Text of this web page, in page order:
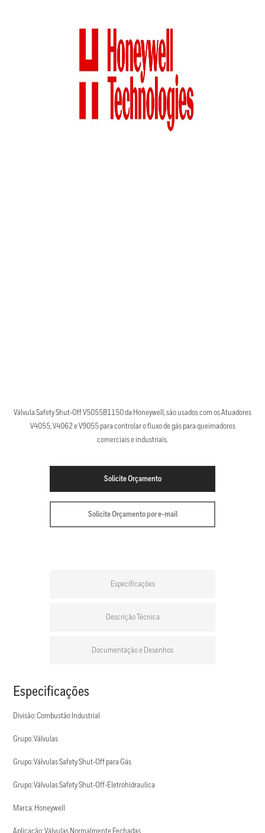
Válvula Safety Shut-Off V5055B1150 da Honeywell, são usados com os Atuadores
V4055, V4062 e V9055 para controlar o fluxo de gás para queimadores
comerciais e industriais.
Solicite Orçamento
Solicite Orçamento por e-mail
Especificações
Descrição Técnica
Documentação e Desenhos
Especificações
Divisão: Combustão Industrial
Grupo: Válvulas
Grupo: Válvulas Safety Shut-Off para Gás
Grupo: Válvulas Safety Shut-Off-Eletrohidraulica
Marca: Honeywell
Aplicação: Válvulas Normalmente Fechadas